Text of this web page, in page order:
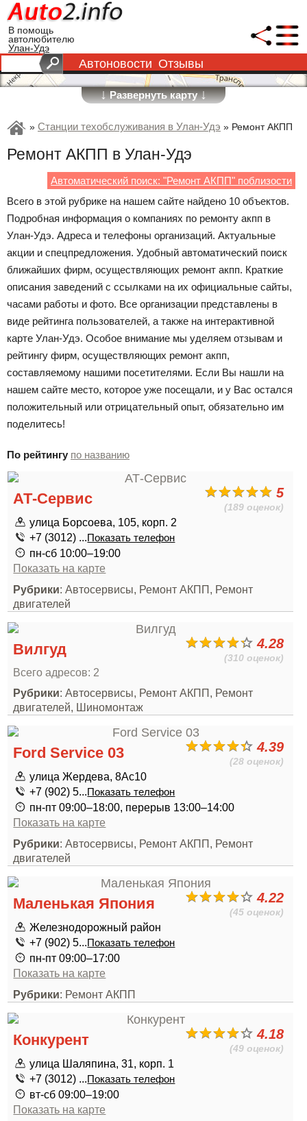
В помощь
автолюбителю
Улан-Удэ
Автоновости Отзывы
↓Развернуть карту↓
» Станции техобслуживания в Улан-Удэ » Ремонт АКПП
Ремонт АКПП в Улан-Удэ
Автоматический поиск: "Ремонт АКПП" поблизости
Всего в этой рубрике на нашем сайте найдено 10 объектов.
Подробная информация о компаниях по ремонту акпп в
Улан-Удэ. Адреса и телефоны организаций. Актуальные
акции и спецпредложения. Удобный автоматический поиск
ближайших фирм, осуществляющих ремонт акпп. Краткие
описания заведений с ссылками на их официальные сайты,
часами работы и фото. Все организации представлены в
виде рейтинга пользователей, а также на интерактивной
карте Улан-Удэ. Особое внимание мы уделяем отзывам и
рейтингу фирм, осуществляющих ремонт акпп,
составляемому нашими посетителями. Если Вы нашли на
нашем сайте место, которое уже посещали, и у Вас остался
положительный или отрицательный опыт, обязательно им
поделитесь!
По рейтингу по названию
5
(189 оценок)
АТ-Сервис
улица Борсоева, 105, корп. 2
+7 (3012) ...Показать телефон
пн-сб 10:00–19:00
Показать на карте
Рубрики: Автосервисы, Ремонт АКПП, Ремонт
двигателей
4.28
(310 оценок)
Вилгуд
Всего адресов: 2
Рубрики: Автосервисы, Ремонт АКПП, Ремонт
двигателей, Шиномонтаж
4.39
(28 оценок)
Ford Service 03
улица Жердева, 8Ас10
+7 (902) 5...Показать телефон
пн-пт 09:00–18:00, перерыв 13:00–14:00
Показать на карте
Рубрики: Автосервисы, Ремонт АКПП, Ремонт
двигателей
4.22
(45 оценок)
Маленькая Япония
Железнодорожный район
+7 (902) 5...Показать телефон
пн-пт 09:00–17:00
Показать на карте
Рубрики: Ремонт АКПП
4.18
(49 оценок)
Конкурент
улица Шаляпина, 31, корп. 1
+7 (3012) ...Показать телефон
вт-сб 09:00–19:00
Показать на карте